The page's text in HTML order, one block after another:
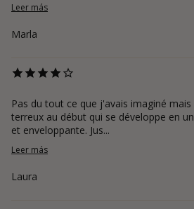
Leer más
Marla
Pas du tout ce que j'avais imaginé
terreux au début qui se développe en
et enveloppante. Jus...
Leer más
Laura